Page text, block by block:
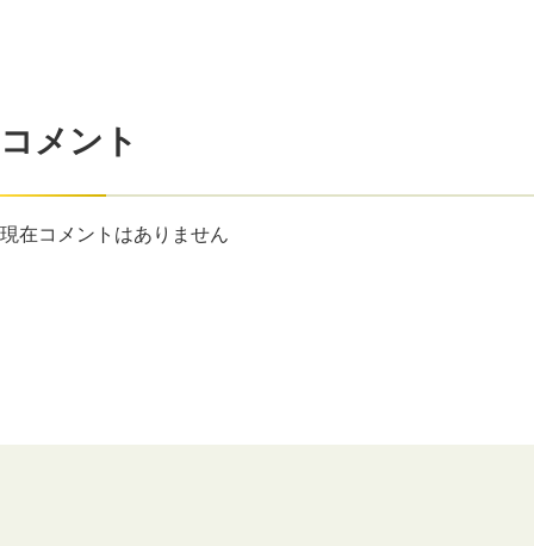
コメント
現在コメントはありません